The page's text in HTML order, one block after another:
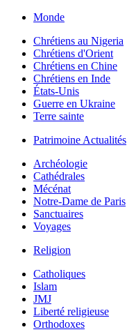
Monde
Chrétiens au Nigeria
Chrétiens d'Orient
Chrétiens en Chine
Chrétiens en Inde
États-Unis
Guerre en Ukraine
Terre sainte
Patrimoine Actualités
Archéologie
Cathédrales
Mécénat
Notre-Dame de Paris
Sanctuaires
Voyages
Religion
Catholiques
Islam
JMJ
Liberté religieuse
Orthodoxes